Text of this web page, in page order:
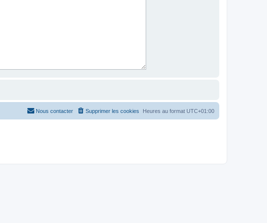
Heures au format UTC+01:00
Supprimer les cookies
Nous contacter